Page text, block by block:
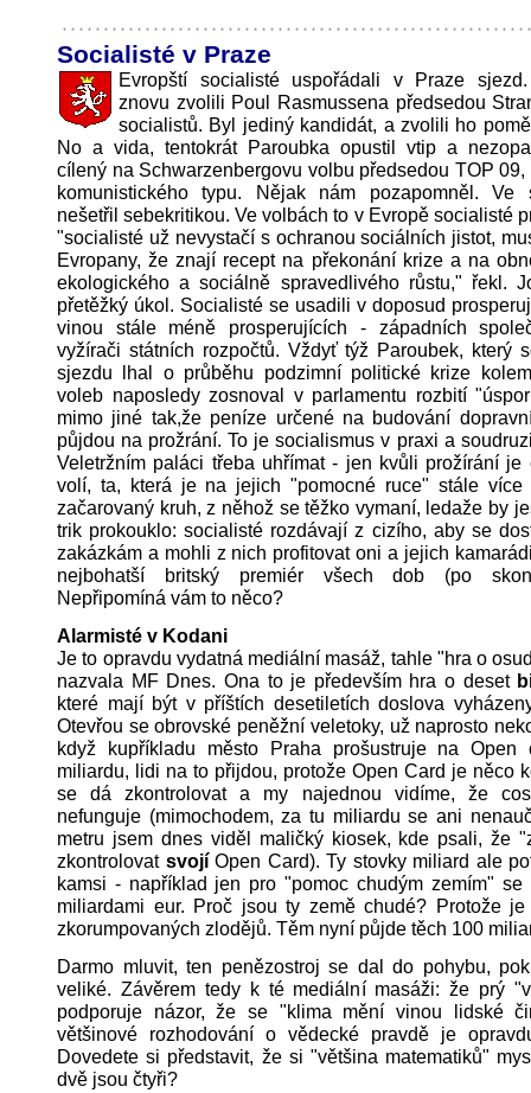
Socialisté v Praze
Evropští socialisté uspořádali v Praze
znovu zvolili Poul Rasmussena předsedou
socialistů. Byl jediný kandidát, a zvolili ho
No a vida, tentokrát Paroubka opustil vtip a
cílený na Schwarzenbergovu volbu předsedou TOP
komunistického typu. Nějak nám pozapomněl. Ve
nešetřil sebekritikou. Ve volbách to v Evropě socialisté
"socialisté už nevystačí s ochranou sociálních jistot,
Evropany, že znají recept na překonání krize a na
ekologického a sociálně spravedlivého růstu," řekl.
přetěžký úkol. Socialisté se usadili v doposud
vinou stále méně prosperujících - západních
vyžírači státních rozpočtů. Vždyť týž Paroubek, který
sjezdu lhal o průběhu podzimní politické krize
voleb naposledy zosnoval v parlamentu rozbití
mimo jiné tak,že peníze určené na budování
půjdou na prožrání. To je socialismus v praxi a
Veletržním paláci třeba uhřímat - jen kvůli prožírání je
volí, ta, která je na jejich "pomocné ruce" stále více
začarovaný kruh, z něhož se těžko vymaní, ledaže by
trik prokouklo: socialisté rozdávají z cizího, aby se
zakázkám a mohli z nich profitovat oni a jejich
nejbohatší britský premiér všech dob (po
Nepřipomíná vám to něco?
Alarmisté v Kodani
Je to opravdu vydatná mediální masáž, tahle "hra o
nazvala MF Dnes. Ona to je především hra o deset
které mají být v příštích desetiletích doslova
Otevřou se obrovské peněžní veletoky, už naprosto
když kupříkladu město Praha prošustruje na Open
miliardu, lidi na to přijdou, protože Open Card je něco
se dá zkontrolovat a my najednou vidíme, že
nefunguje (mimochodem, za tu miliardu se ani
metru jsem dnes viděl maličký kiosek, kde psali, že
zkontrolovat svojíOpen Card). Ty stovky miliard ale
kamsi - například jen pro "pomoc chudým zemím" se
miliardami eur. Proč jsou ty země chudé? Protože
zkorumpovaných zlodějů. Těm nyní půjde těch 100
Darmo mluvit, ten penězostroj se dal do pohybu,
veliké. Závěrem tedy k té mediální masáži: že prý
podporuje názor, že se "klima mění vinou lidské
většinové rozhodování o vědecké pravdě je
Dovedete si představit, že si "většina matematiků"
dvě jsou čtyři?